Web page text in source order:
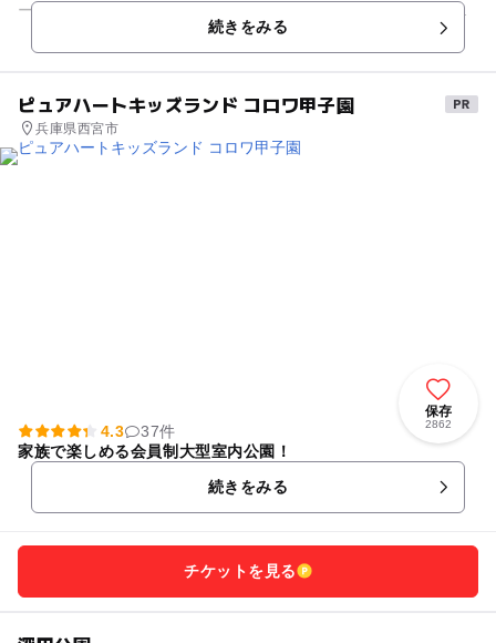
ー、源泉かけ流し温泉と、様々な遊びが楽しめる複合ガーデン
続きをみる
ピュアハートキッズランド コロワ甲子園
兵庫県西宮市
保存
2862
4.3
37件
家族で楽しめる会員制大型室内公園！
続きをみる
チケットを見る